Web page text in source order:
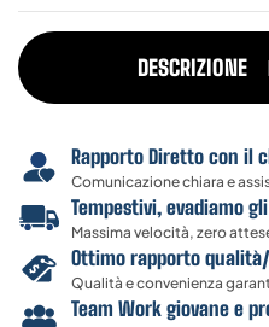
DESCRIZIONE
Rapporto Diretto con il
Comunicazione chiara e
Tempestivi, evadiamo
Massima velocità, zero
Ottimo rapporto
Qualità e convenienza
Team Work giovane e